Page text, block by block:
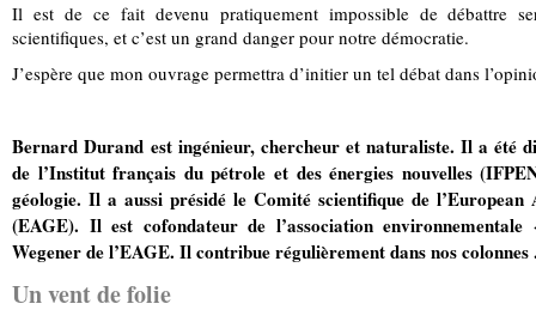
Il est de ce fait devenu pratiquement impossible de débattre
scientifiques, et c’est un grand danger pour notre démocratie.
J’espère que mon ouvrage permettra d’initier un tel débat dans
Bernard Durand est ingénieur, chercheur et naturaliste. Il a été
de l’Institut français du pétrole et des énergies nouvelles
géologie. Il a aussi présidé le Comité scientifique de l’European
(EAGE). Il est cofondateur de l’association environnementale
Wegener de l’EAGE. Il contribue régulièrement dans nos colonnes
Un vent de folie